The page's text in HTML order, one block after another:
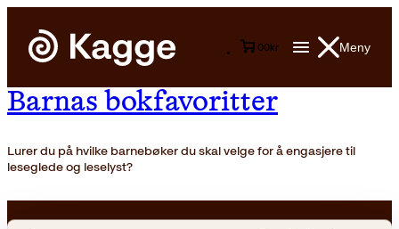
Meny
00kr
Barnas bokfavoritter
Lurer du på hvilke barnebøker du skal velge for å engasjere til
leseglede og leselyst?